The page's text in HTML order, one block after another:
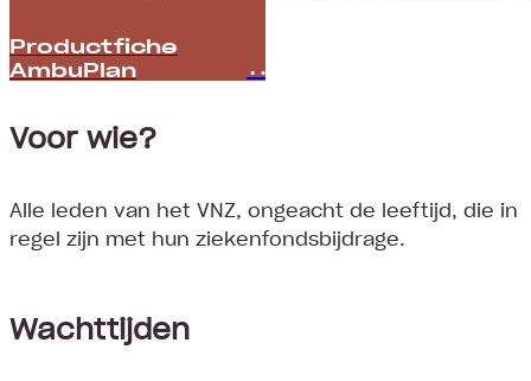
Productfiche
AmbuPlan
Voor wie?
Alle leden van het VNZ, ongeacht de leeftijd, die in
regel zijn met hun ziekenfondsbijdrage.
Wachttijden